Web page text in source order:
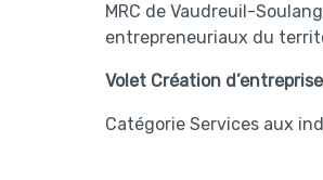
MRC de Vaudreuil-
entrepreneuriaux du
Volet Création d’entreprise
Catégorie Services aux